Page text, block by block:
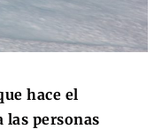
hace el
las personas